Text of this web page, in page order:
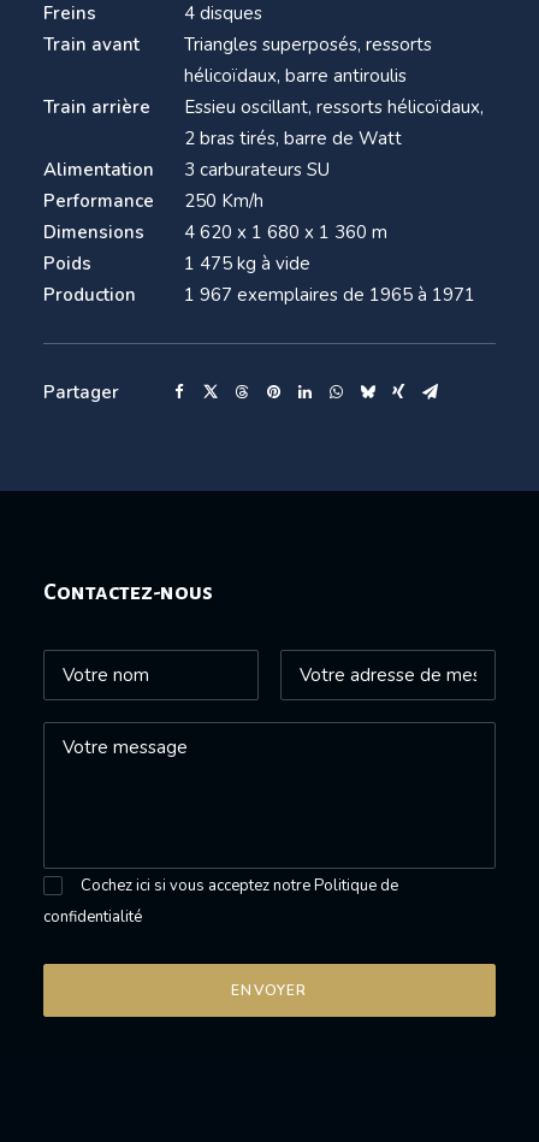
Freins
4 disques
Train avant
Triangles superposés, ressorts
hélicoïdaux, barre antiroulis
Train arrière
Essieu oscillant, ressorts hélicoïdaux,
2 bras tirés, barre de Watt
Alimentation
3 carburateurs SU
Performance
250 Km/h
Dimensions
4 620 x 1 680 x 1 360 m
Poids
1 475 kg à vide
Production
1 967 exemplaires de 1965 à 1971
Partager
Contactez-nous
Cochez ici si vous acceptez notrePolitique de
confidentialité